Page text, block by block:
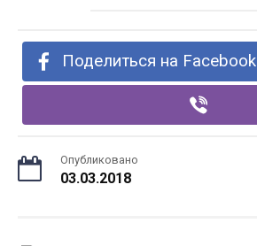
Поделиться на Facebook
Опубликовано
03.03.2018